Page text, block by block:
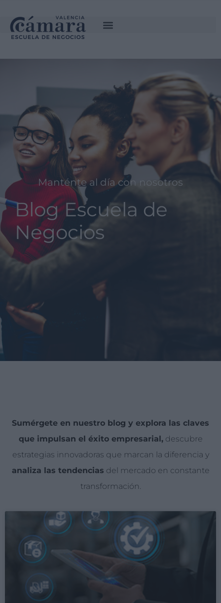
Manténte al día con nosotros
Blog Escuela de
Negocios
Sumérgete en nuestro blog y explora las claves
que impulsan el éxito empresarial,descubre
estrategias innovadoras que marcan la diferencia y
analiza las tendencias del mercado en constante
transformación.